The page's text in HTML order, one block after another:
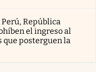
República
el ingreso al
que posterguen la